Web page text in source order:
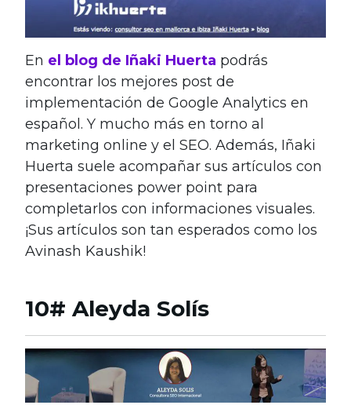
En el blog de Iñaki Huerta podrás
encontrar los mejores post de
implementación de Google Analytics en
español. Y mucho más en torno al
marketing online y el SEO. Además, Iñaki
Huerta suele acompañar sus artículos con
presentaciones power point para
completarlos con informaciones visuales.
¡Sus artículos son tan esperados como los
Avinash Kaushik!
10# Aleyda Solís